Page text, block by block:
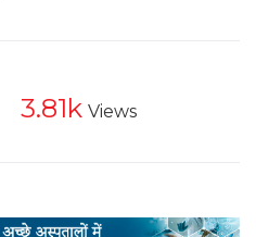
3.81k Views